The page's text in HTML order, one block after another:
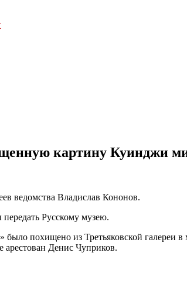
картину Куинджи
ведомства Владислав Кононов.
Русскому музею.
похищено из Третьяковской галереи
Денис Чуприков.